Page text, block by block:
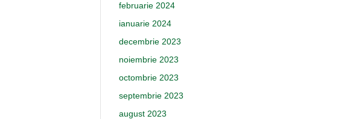
februarie 2024
ianuarie 2024
decembrie 2023
noiembrie 2023
octombrie 2023
septembrie 2023
august 2023